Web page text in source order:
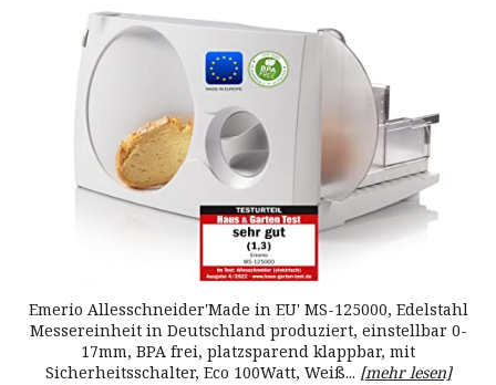
Emerio Allesschneider'Made in EU' MS-125000, Edelstahl
Messereinheit in Deutschland produziert, einstellbar 0-
17mm, BPA frei, platzsparend klappbar, mit
Sicherheitsschalter, Eco 100Watt, Weiß... [mehr lesen]